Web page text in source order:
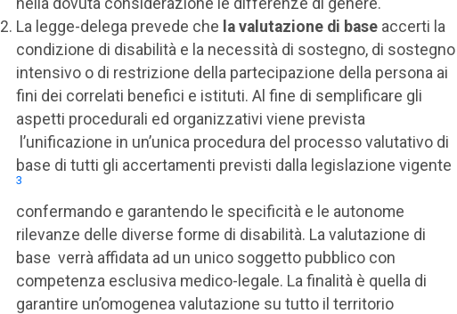
La legge-delega prevede che la valutazione di baseaccerti la
condizione di disabilità e la necessità di sostegno, di sostegno
intensivo o di restrizione della partecipazione della persona ai
fini dei correlati benefici e istituti. Al fine di semplificare gli
aspetti procedurali ed organizzativi viene prevista
l’unificazione in un’unica procedura del processo valutativo di
base di tutti gli accertamenti previsti dalla legislazione vigente
3
confermando e garantendo le specificità e le autonome
rilevanze delle diverse forme di disabilità. La valutazione di
base verrà affidata ad un unico soggetto pubblico con
competenza esclusiva medico-legale. La finalità è quella di
garantire un’omogenea valutazione su tutto il territorio